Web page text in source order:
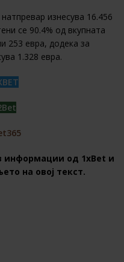
изнесува 16.456
се 90.4% од вкупната
253 евра, додека за
1.328 евра.
информации од 1хBet и
на овој текст.